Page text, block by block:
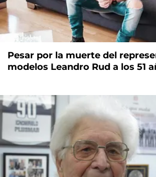
Pesar por la muerte del
modelos Leandro Rud a los 51